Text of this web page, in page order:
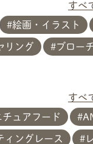
絵画・イラスト
リング ブロー
すべ
チュアフード
ィングレース
すべ